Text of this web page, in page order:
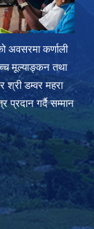
अवसरमा कर्णाली
मूल्याङ्कन तथा
श्री डम्वर महरा
प्रदान गर्दै सम्मान